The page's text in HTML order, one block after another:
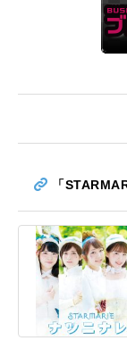
「